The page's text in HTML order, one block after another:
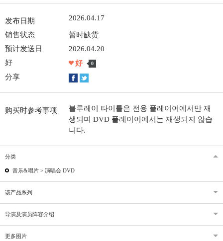
发布日期 2026.04.17
销售状态
暂时缺货
预计发送日
2026.04.20
好
好 0
分享
购买时参考事项
블루레이 타이틀은 전용 플레이어에서만 재
생되며 DVD 플레이어에서는 재생되지 않습
니다.
分类
音乐&唱片 > 演唱会 DVD
该产品系列
导演及演员阵容介绍
更多图片